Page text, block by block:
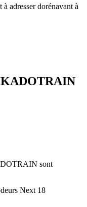
adresser dorénavant à
sont
Next 18